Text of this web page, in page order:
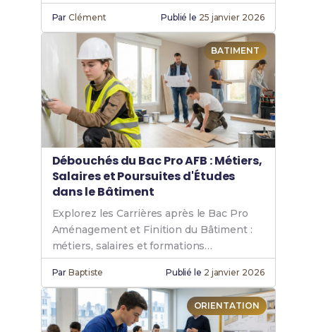
sécurité.
ParClément Publié le 25 janvier 2026
BATIMENT
Débouchés du Bac Pro AFB : Métiers,
Salaires et Poursuites d'Études
dans le Bâtiment
Explorez les Carrières après le Bac Pro
Aménagement et Finition du Bâtiment :
métiers, salaires et formations
complémentaires.
ParBaptiste Publié le 2 janvier 2026
ORIENTATION